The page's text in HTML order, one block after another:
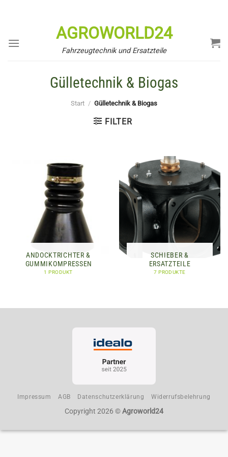
AGROWORLD24
Fahrzeugtechnik und Ersatzteile
Gülletechnik & Biogas
Start / Gülletechnik & Biogas
FILTER
ANDOCKTRICHTER &
GUMMIKOMPRESSEN
1 PRODUKT
SCHIEBER &
ERSATZTEILE
7 PRODUKTE
Impressum AGB Datenschutzerklärung Widerrufsbelehrung
Copyright 2026 ©Agroworld24